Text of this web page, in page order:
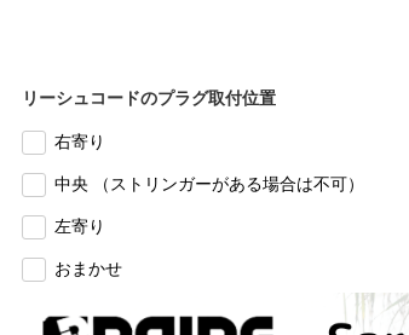
リーシュコードのプラグ取付位置
右寄り
中央 （ストリンガーがある場合は不可）
左寄り
おまかせ